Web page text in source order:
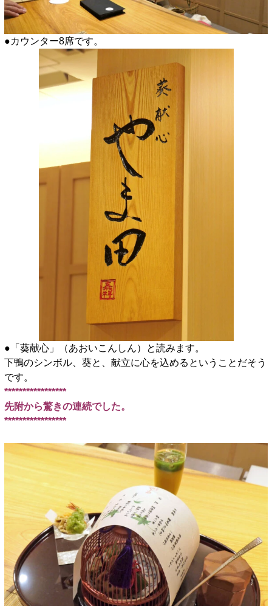
●カウンター8席です。
●「葵献心」（あおいこんしん）と読みます。
下鴨のシンボル、葵と、献立に心を込めるということだそう
です。
*****************
先附から驚きの連続でした。
*****************